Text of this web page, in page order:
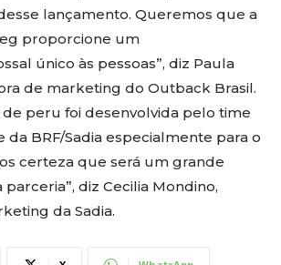
lançamento. Queremos que a
proporcione um
único às pessoas”, diz Paula
de marketing do Outback Brasil.
peru foi desenvolvida pelo time
da BRF/Sadia especialmente para o
certeza que será um grande
parceria”, diz Cecilia Mondino,
da Sadia.